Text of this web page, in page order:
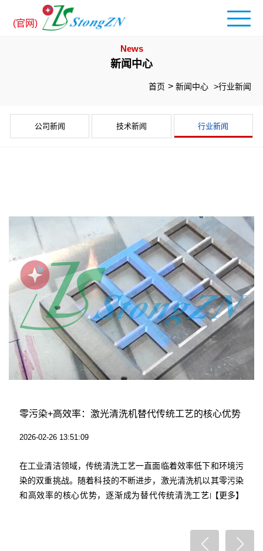
(官网)
News
新闻中心
首页 新闻中心 >行业新闻
公司新闻 技术新闻 行业新闻
零污染+高效率：激光清洗机替代传统工艺的核心优势
2026-02-26 13:51:09
在工业清洁领域，传统清洗工艺一直面临着效率低下和环境污
染的双重挑战。随着科技的不断进步，激光清洗机以其零污染
和高效率的核心优势，逐渐成为替代传统清洗工艺的理想选
【更多】